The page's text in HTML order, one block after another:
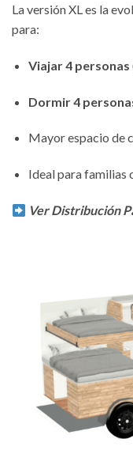
La versión XL es la
para:
Viajar 4 personas
Dormir 4
Mayor espacio de
Ideal para familias
Ver Distribución